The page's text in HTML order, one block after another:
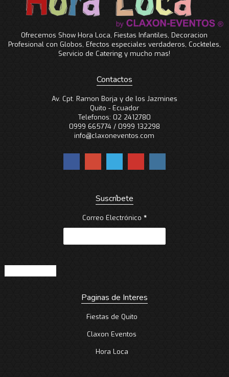
Ofrecemos Show Hora Loca, Fiestas Infantiles, Decoracion
Profesional con Globos, Efectos especiales verdaderos, Cockteles,
Servicio de Catering y mucho mas!
Contactos
Av. Cpt. Ramon Borja y de los Jazmines
Quito - Ecuador
Telefonos: 02 2412780
0999 665774 / 0999 132298
info@claxoneventos.com
Suscríbete
Correo Electrónico *
Paginas de Interes
Fiestas de Quito
Claxon Eventos
Hora Loca